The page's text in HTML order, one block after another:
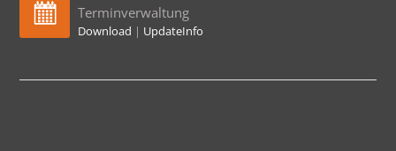
Terminverwaltung
Download | UpdateInfo